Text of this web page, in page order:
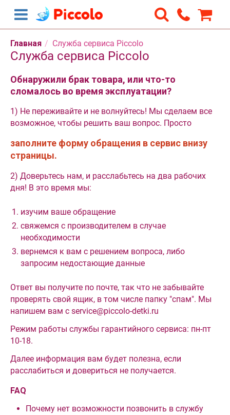
Главная / Служба сервиса Piccolo
Служба сервиса Piccolo
Обнаружили брак товара, или что-то
сломалось во время эксплуатации?
1) Не переживайте и не волнуйтесь! Мы сделаем все
возможное, чтобы решить ваш вопрос. Просто
заполните форму обращения в сервис внизу
страницы.
2) Доверьтесь нам, и расслабьтесь на два рабочих
дня! В это время мы:
изучим ваше обращение
свяжемся с производителем в случае
необходимости
вернемся к вам с решением вопроса, либо
запросим недостающие данные
Ответ вы получите по почте, так что не забывайте
проверять свой ящик, в том числе папку "спам". Мы
напишем вам с service@piccolo-detki.ru
Режим работы службы гарантийного сервиса: пн-пт
10-18.
Далее информация вам будет полезна, если
расслабиться и довериться не получается.
FAQ
Почему нет возможности позвонить в службу